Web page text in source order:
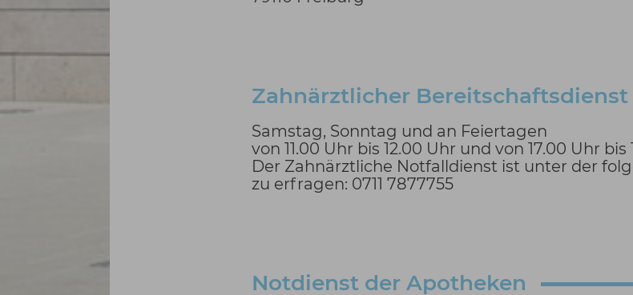
Zahnärztlicher Bereitschaftsdienst
Samstag, Sonntag und an Feiertagen
von 11.00 Uhr bis 12.00 Uhr und von 17.00 Uhr bis
Der Zahnärztliche Notfalldienst ist unter der
zu erfragen: 0711 7877755
Notdienst der Apotheken